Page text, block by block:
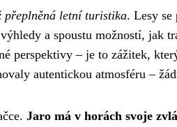
přeplněná letní turistika. Lesy se
a spoustu možností, jak
perspektivy – je to zážitek,
autentickou atmosféru –
Jaro má v horách svoje